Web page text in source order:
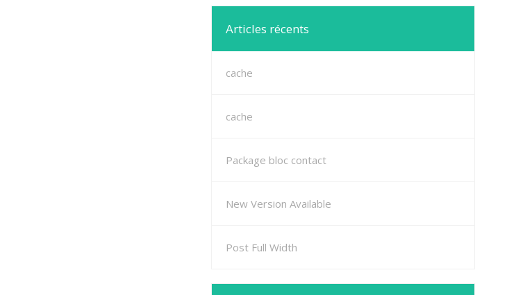
Articles récents
cache
cache
Package bloc contact
New Version Available
Post Full Width